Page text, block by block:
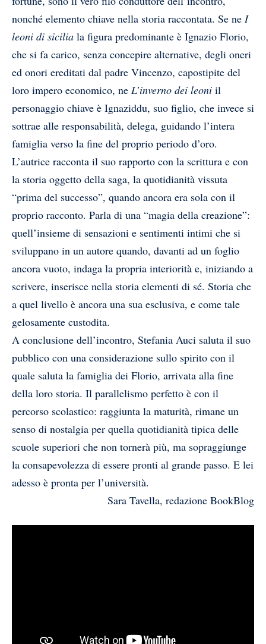
nonché elemento chiave nella storia raccontata. Se ne I
leoni di sicilia la figura predominante è Ignazio Florio,
che si fa carico, senza concepire alternative, degli oneri
ed onori ereditati dal padre Vincenzo, capostipite del
loro impero economico, ne L’inverno dei leoni il
personaggio chiave è Ignaziddu, suo figlio, che invece si
sottrae alle responsabilità, delega, guidando l’intera
famiglia verso la fine del proprio periodo d’oro.
L’autrice racconta il suo rapporto con la scrittura e con
la storia oggetto della saga, la quotidianità vissuta
“prima del successo”, quando ancora era sola con il
proprio racconto. Parla di una “magia della creazione”:
quell’insieme di sensazioni e sentimenti intimi che si
sviluppano in un autore quando, davanti ad un foglio
ancora vuoto, indaga la propria interiorità e, iniziando a
scrivere, inserisce nella storia elementi di sé. Storia che
a quel livello è ancora una sua esclusiva, e come tale
gelosamente custodita.
A conclusione dell’incontro, Stefania Auci saluta il suo
pubblico con una considerazione sullo spirito con il
quale saluta la famiglia dei Florio, arrivata alla fine
della loro storia. Il parallelismo perfetto è con il
percorso scolastico: raggiunta la maturità, rimane un
senso di nostalgia per quella quotidianità tipica delle
scuole superiori che non tornerà più, ma sopraggiunge
la consapevolezza di essere pronti al grande passo. E lei
adesso è pronta per l’università.
Sara Tavella, redazione BookBlog